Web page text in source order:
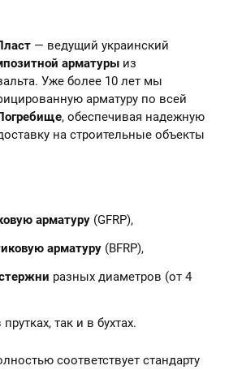
— ведущий украинский
арматуры из
Уже более 10 лет мы
арматуру по всей
, обеспечивая надежную
на строительные объекты
арматуру (GFRP),
арматуру (BFRP),
разных диаметров (от 4
так и в бухтах.
соответствует стандарту